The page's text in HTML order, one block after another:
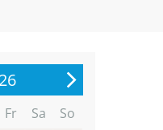
Fr Sa
So